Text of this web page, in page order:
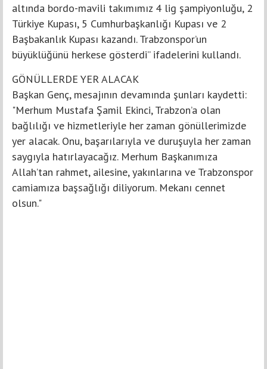
altında bordo-mavili takımımız 4 lig şampiyonluğu, 2
Türkiye Kupası, 5 Cumhurbaşkanlığı Kupası ve 2
Başbakanlık Kupası kazandı. Trabzonspor’un
büyüklüğünü herkese gösterdi” ifadelerini kullandı.
GÖNÜLLERDE YER ALACAK
Başkan Genç, mesajının devamında şunları kaydetti:
"Merhum Mustafa Şamil Ekinci, Trabzon’a olan
bağlılığı ve hizmetleriyle her zaman gönüllerimizde
yer alacak. Onu, başarılarıyla ve duruşuyla her zaman
saygıyla hatırlayacağız. Merhum Başkanımıza
Allah’tan rahmet, ailesine, yakınlarına ve Trabzonspor
camiamıza başsağlığı diliyorum. Mekanı cennet
olsun."